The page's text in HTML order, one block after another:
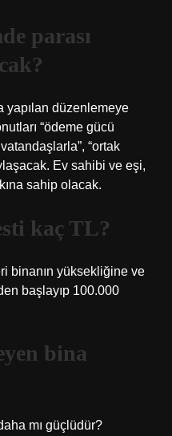
parası
yapılan düzenlemeye
“ödeme gücü
“ortak
Ev sahibi ve eşi,
sahip olacak.
kaç TL?
binanın yüksekliğine ve
başlayıp 100.000
bina
mı güçlüdür?